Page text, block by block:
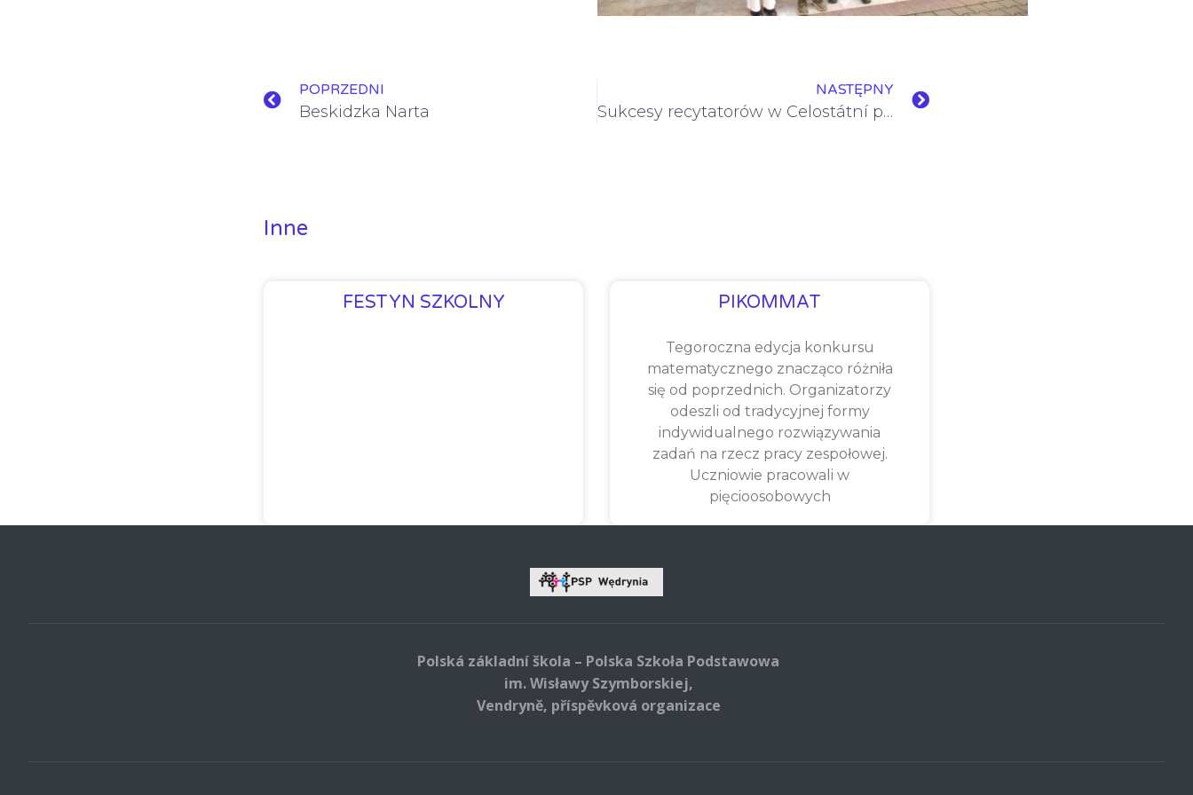
POPRZEDNI
Beskidzka Narta
NASTĘPNY
Sukcesy recytatorów w Celostátní přehlídce dětských recitátorů 2022/2023
Inne
FESTYN SZKOLNY PIKOMMAT
Tegoroczna edycja konkursu
matematycznego znacząco różniła
się od poprzednich. Organizatorzy
odeszli od tradycyjnej formy
indywidualnego rozwiązywania
zadań na rzecz pracy zespołowej.
Uczniowie pracowali w
pięcioosobowych
Polská základní škola – Polska Szkoła Podstawowa
im. Wisławy Szymborskiej,
Vendryně, příspěvková organizace